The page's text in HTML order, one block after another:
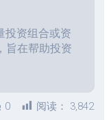
投资组合或资
旨在帮助投资
0 阅读： 3,842